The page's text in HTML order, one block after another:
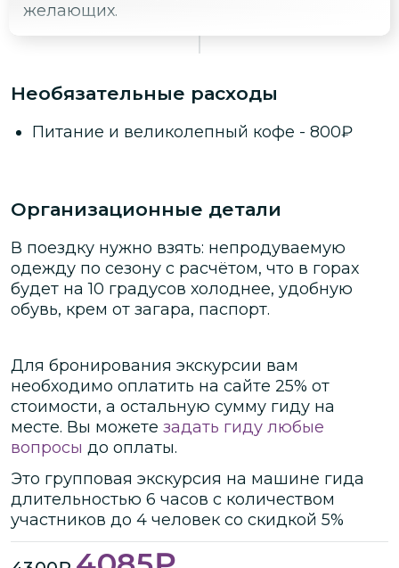
желающих.
Необязательные расходы
Питание и великолепный кофе - 800₽
Организационные детали
В поездку нужно взять: непродуваемую
одежду по сезону с расчётом, что в горах
будет на 10 градусов холоднее, удобную
обувь, крем от загара, паспорт.
Для бронирования экскурсии вам
необходимо оплатить на сайте 25% от
стоимости, а остальную сумму гиду на
месте. Вы можете задать гиду любые
вопросы до оплаты.
Это групповая экскурсия на машине гида
длительностью 6 часов с количеством
участников до 4 человек со скидкой 5%